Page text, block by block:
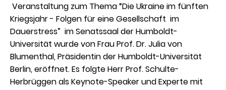
Veranstaltung zum Thema “Die Ukraine im fünften
Kriegsjahr - Folgen für eine Gesellschaft im
Dauerstress” im Senatssaal der Humboldt-
Universität wurde von Frau Prof. Dr. Julia von
Blumenthal, Präsidentin der Humboldt-Universität
Berlin, eröffnet. Es folgte Herr Prof. Schulte-
Herbrüggen als Keynote-Speaker und Experte mit